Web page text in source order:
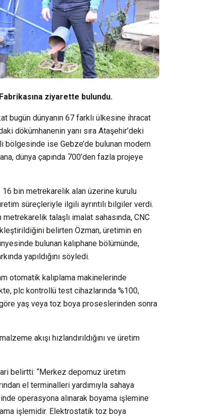
ziyarette bulundu.
bugün dünyanın 67 farklı ülkesine ihracat
dökümhanenin yanı sıra Ataşehir’deki
ise Gebze’de bulunan modern
dünya çapında 700’den fazla projeye
16 bin metrekarelik alan üzerine kurulu
süreçleriyle ilgili ayrıntılı bilgiler verdi.
talaşlı imalat sahasında, CNC
belirten Özman, üretimin en
bulunan kalıphane bölümünde,
yapıldığını söyledi.
otomatik kalıplama makinelerinde
plc kontrollü test cihazlarında %100,
yaş veya toz boya proseslerinden sonra
akışı hızlandırıldığını ve üretim
belirtti: “Merkez depomuz üretim
el terminalleri yardımıyla sahaya
operasyona alınarak boyama işlemine
işlemidir. Elektrostatik toz boya